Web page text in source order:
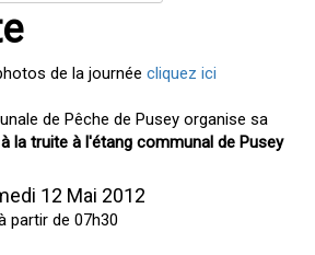
de la journée cliquez ici
de Pêche de Pusey organise sa
la truite à l'étang communal de Pusey
12 Mai 2012
partir de 07h30